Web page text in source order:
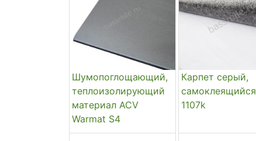
Шумопоглощающий,
теплоизолирующий
материал ACV
Warmat S4
Карпет серый,
самоклеящийся
1107k